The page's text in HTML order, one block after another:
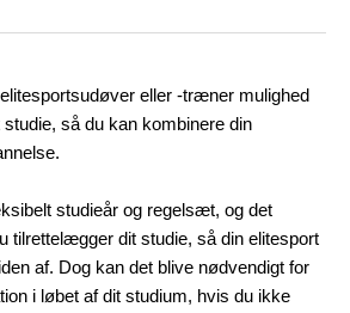
eller -træner mulighed
så du kan kombinere din
studieår og regelsæt, og det
tilrettelægger dit studie, så din elitesport
af. Dog kan det blive nødvendigt for
i løbet af dit studium, hvis du ikke